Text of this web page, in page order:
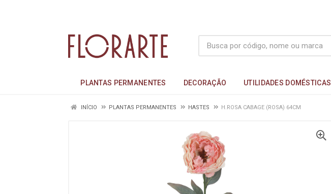
PLANTAS PERMANENTES DECORAÇÃO UTILIDADES DOMÉSTICAS
INÍCIO PLANTAS PERMANENTES HASTES H.ROSA CABAGE (ROSA) 64CM